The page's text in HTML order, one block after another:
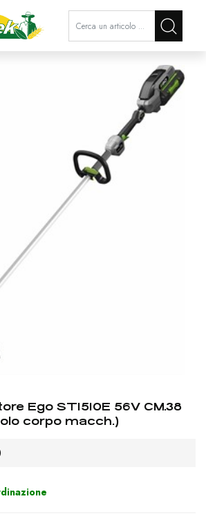
La modifica di un filtro
Ego ST1510E 56V CM.38
corpo macch.)